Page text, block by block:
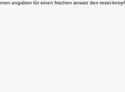
angaben für einen frischen ansatz den reset-